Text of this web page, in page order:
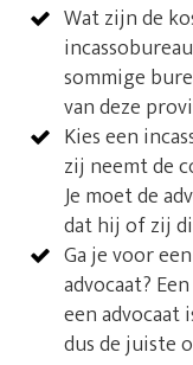
Wat zijn de
sommige
van deze
Kies een
zij neemt de
Je moet de
dat hij of zij
Ga je voor
advocaat?
een advocaat
dus de juiste